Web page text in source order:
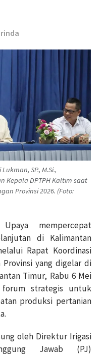
SP., M.Si.,
Kepala DPTPH Kaltim saat
Provinsi 2026. (Foto:
mempercepat
di Kalimantan
Rapat Koordinasi
Provinsi yang digelar di
Timur, Rabu 6 Mei
forum strategis untuk
produksi pertanian
oleh Direktur Irigasi
Jawab (PJ)